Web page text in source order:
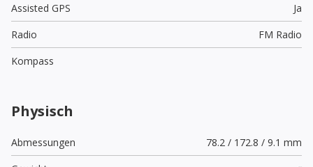
Assisted GPS
Ja
Radio
FM Radio
Kompass
Physisch
Abmessungen
78.2 / 172.8 / 9.1 mm